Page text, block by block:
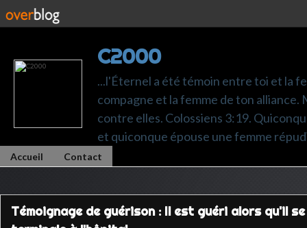
C2000
...l'Éternel a été témoin entre toi et la
compagne et la femme de ton alliance.
contre elles. Colossiens 3:19.
et quiconque épouse une femme
Accueil Contact
Témoignage de guérison : Il est guéri alors qu'il